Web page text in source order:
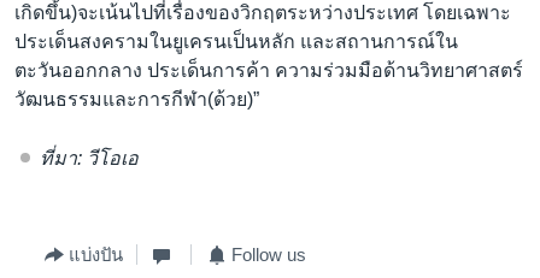
เกิดขึ้น)จะเน้นไปที่เรื่องของวิกฤตระหว่างประเทศ โดยเฉพาะ
ประเด็นสงครามในยูเครนเป็นหลัก และสถานการณ์ใน
ตะวันออกกลาง ประเด็นการค้า ความร่วมมือด้านวิทยาศาสตร์
วัฒนธรรมและการกีฬา(ด้วย)”
ที่มา: วีโอเอ
แบ่งปัน Follow us